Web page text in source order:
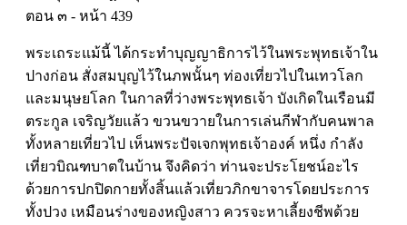
ตอน ๓ - หน้า 439
พระเถระแม้นี้ ได้กระทำบุญญาธิการไว้ในพระพุทธเจ้าใน
ปางก่อน สั่งสมบุญไว้ในภพนั้นๆ ท่องเที่ยวไปในเทวโลก
และมนุษยโลก ในกาลที่ว่างพระพุทธเจ้า บังเกิดในเรือนมี
ตระกูล เจริญวัยแล้ว ขวนขวายในการเล่นกีฬากับคนพาล
ทั้งหลายเที่ยวไป เห็นพระปัจเจกพุทธเจ้าองค์ หนึ่ง กำลัง
เที่ยวบิณฑบาตในบ้าน จึงคิดว่า ท่านจะประโยชน์อะไร
ด้วยการปกปิดกายทั้งสิ้นแล้วเที่ยวภิกขาจารโดยประการ
ทั้งปวง เหมือนร่างของหญิงสาว ควรจะหาเลี้ยงชีพด้วย